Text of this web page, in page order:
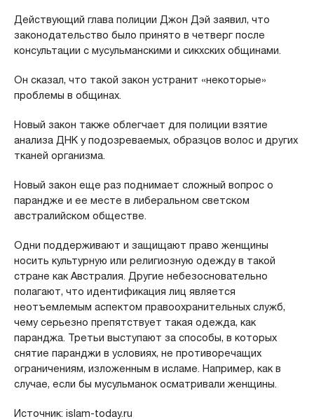
Действующий глава полиции Джон Дэй заявил, что
законодательство было принято в четверг после
консультации с мусульманскими и сикхских общинами.
Он сказал, что такой закон устранит «некоторые»
проблемы в общинах.
Новый закон также облегчает для полиции взятие
анализа ДНК у подозреваемых, образцов волос и других
тканей организма.
Новый закон еще раз поднимает сложный вопрос о
парандже и ее месте в либеральном светском
австралийском обществе.
Одни поддерживают и защищают право женщины
носить культурную или религиозную одежду в такой
стране как Австралия. Другие небезосновательно
полагают, что идентификация лиц является
неотъемлемым аспектом правоохранительных служб,
чему серьезно препятствует такая одежда, как
паранджа. Третьи выступают за способы, в которых
снятие паранджи в условиях, не противоречащих
ограничениям, изложенным в исламе. Например, как в
случае, если бы мусульманок осматривали женщины.
Источник: islam-today.ru